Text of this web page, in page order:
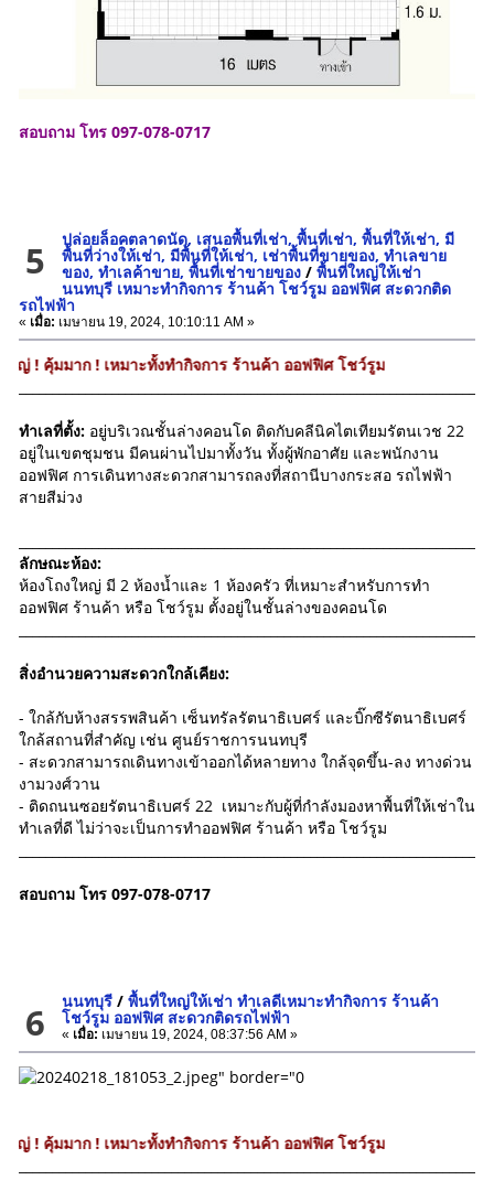
สอบถาม โทร 097-078-0717
5 ปล่อยล็อคตลาดนัด, เสนอพื้นที่เช่า, พื้นที่เช่า, พื้นที่ให้เช่า, มี
พื้นที่ว่างให้เช่า, มีพื้นที่ให้เช่า, เช่าพื้นที่ขายของ, ทําเลขาย
ของ, ทำเลค้าขาย, พื้นที่เช่าขายของ /พื้นที่ใหญ่ให้เช่า
นนทบุรี เหมาะทำกิจการ ร้านค้า โชว์รูม ออฟฟิศ สะดวกติด
รถไฟฟ้า
« เมื่อ: เมษายน 19, 2024, 10:10:11 AM »
เหมาะทั้งทำกิจการ ร้านค้า ออฟฟิศ โชว์รูม
ทำเลที่ตั้ง:อยู่บริเวณชั้นล่างคอนโด ติดกับคลีนิคไตเทียมรัตนเวช 22
อยู่ในเขตชุมชน มีคนผ่านไปมาทั้งวัน ทั้งผู้พักอาศัย และพนักงาน
ออฟฟิศ การเดินทางสะดวกสามารถลงที่สถานีบางกระสอ รถไฟฟ้า
สายสีม่วง
ลักษณะห้อง:
ห้องโถงใหญ่ มี 2 ห้องน้ำและ 1 ห้องครัว ที่เหมาะสำหรับการทำ
ออฟฟิศ ร้านค้า หรือ โชว์รูม ตั้งอยู่ในชั้นล่างของคอนโด
สิ่งอำนวยความสะดวกใกล้เคียง:
- ใกล้กับห้างสรรพสินค้า เซ็นทรัลรัตนาธิเบศร์ และบิ๊กซีรัตนาธิเบศร์
ใกล้สถานที่สำคัญ เช่น ศูนย์ราชการนนทบุรี
- สะดวกสามารถเดินทางเข้าออกได้หลายทาง ใกล้จุดขึ้น-ลง ทางด่วน
งามวงศ์วาน
- ติดถนนซอยรัตนาธิเบศร์ 22 เหมาะกับผู้ที่กำลังมองหาพื้นที่ให้เช่าใน
ทำเลที่ดี ไม่ว่าจะเป็นการทำออฟฟิศ ร้านค้า หรือ โชว์รูม
สอบถาม โทร 097-078-0717
6 นนทบุรี /พื้นที่ใหญ่ให้เช่า ทำเลดีเหมาะทำกิจการ ร้านค้า
โชว์รูม ออฟฟิศ สะดวกติดรถไฟฟ้า
« เมื่อ: เมษายน 19, 2024, 08:37:56 AM »
เหมาะทั้งทำกิจการ ร้านค้า ออฟฟิศ โชว์รูม